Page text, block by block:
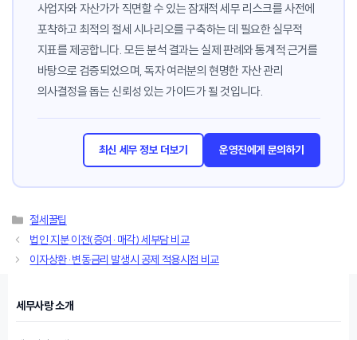
사업자와 자산가가 직면할 수 있는 잠재적 세무 리스크를 사전에
포착하고 최적의 절세 시나리오를 구축하는 데 필요한 실무적
지표를 제공합니다. 모든 분석 결과는 실제 판례와 통계적 근거를
바탕으로 검증되었으며, 독자 여러분의 현명한 자산 관리
의사결정을 돕는 신뢰성 있는 가이드가 될 것입니다.
최신 세무 정보 더보기 운영진에게 문의하기
카
테
고
리
절세꿀팁
법인 지분 이전(증여·매각) 세부담 비교
이자상환·변동금리 발생시 공제 적용시점 비교
세무사랑 소개